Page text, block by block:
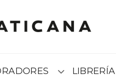
Submenú
LIBRERÍA